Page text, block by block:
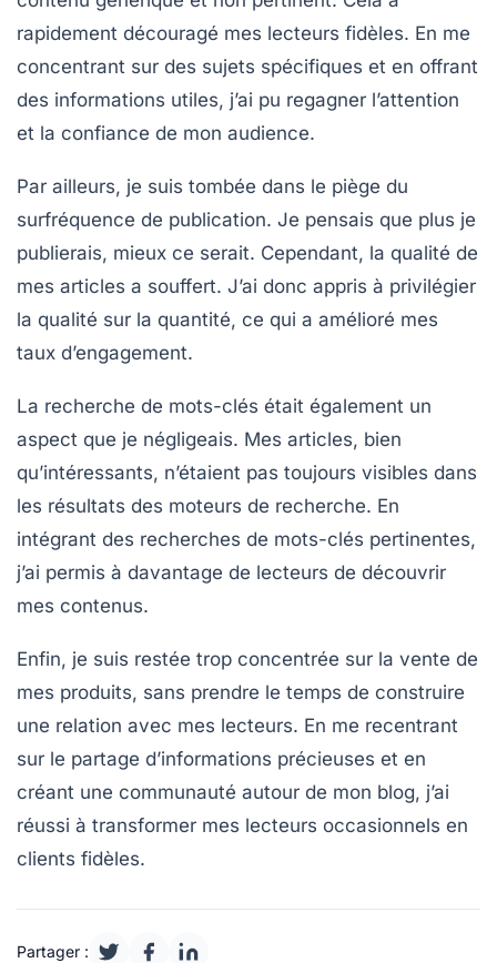
rapidement découragé mes lecteurs fidèles. En me
concentrant sur des sujets spécifiques et en offrant
des informations utiles, j’ai pu regagner l’attention
et la confiance de mon audience.
Par ailleurs, je suis tombée dans le piège du
surfréquence de publication. Je pensais que plus je
publierais, mieux ce serait. Cependant, la qualité de
mes articles a souffert. J’ai donc appris à privilégier
la qualité sur la quantité, ce qui a amélioré mes
taux d’engagement.
La recherche de mots-clés était également un
aspect que je négligeais. Mes articles, bien
qu’intéressants, n’étaient pas toujours visibles dans
les résultats des moteurs de recherche. En
intégrant des recherches de mots-clés pertinentes,
j’ai permis à davantage de lecteurs de découvrir
mes contenus.
Enfin, je suis restée trop concentrée sur la vente de
mes produits, sans prendre le temps de construire
une relation avec mes lecteurs. En me recentrant
sur le partage d’informations précieuses et en
créant une communauté autour de mon blog, j’ai
réussi à transformer mes lecteurs occasionnels en
clients fidèles.
Partager :